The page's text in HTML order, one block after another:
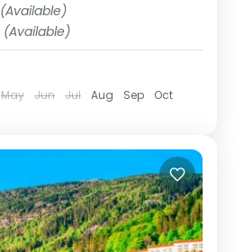
(Available)
(Available)
May Jun Jul Aug Sep
Oct